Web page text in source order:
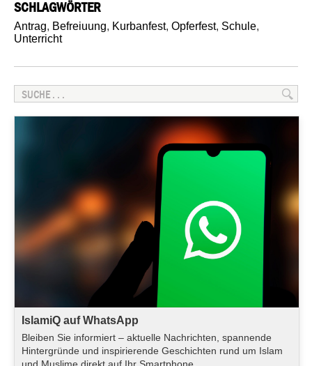
SCHLAGWÖRTER
Antrag, Befreiuung, Kurbanfest, Opferfest, Schule,
Unterricht
IslamiQ auf WhatsApp
Bleiben Sie informiert – aktuelle Nachrichten, spannende
Hintergründe und inspirierende Geschichten rund um Islam